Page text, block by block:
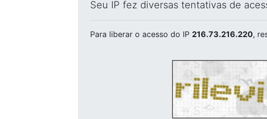
Seu IP fez diversas tentativas de
Para liberar o acesso do IP 216.73.216.220,